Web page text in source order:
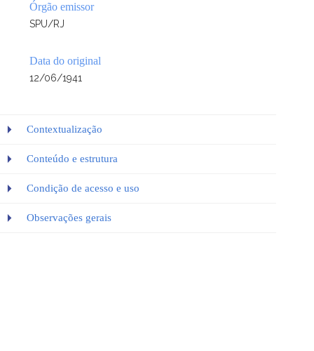
Órgão emissor
SPU/RJ
Data do original
12/06/1941
Contextualização
Conteúdo e estrutura
Condição de acesso e uso
Observações gerais